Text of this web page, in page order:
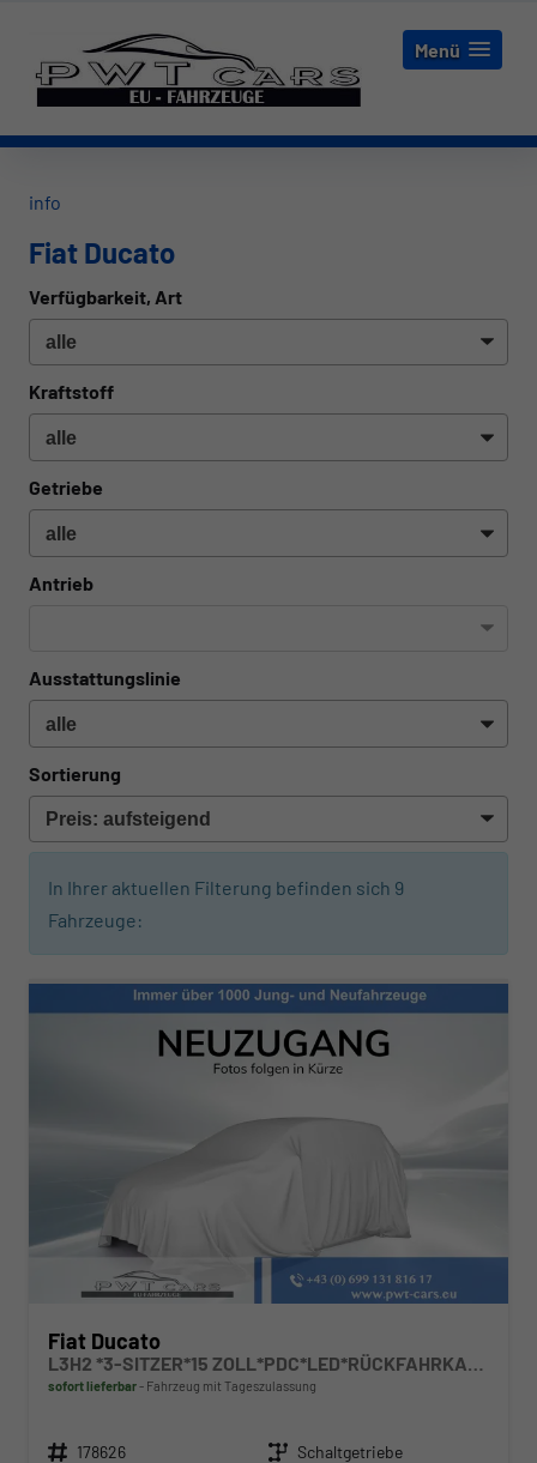
Menü
info
Fiat Ducato
Verfügbarkeit, Art
Kraftstoff
Getriebe
Antrieb
Ausstattungslinie
Sortierung
In Ihrer aktuellen Filterung befinden sich 9
Fahrzeuge:
Fiat Ducato
L3H2 *3-SITZER*15 ZOLL*PDC*LED*RÜCKFAHRKAMERA*DAB*KLIMA*HECKTÜRE 260°*
sofort lieferbar Fahrzeug mit Tageszulassung
Fahrzeugnr. 178626 Getriebe Schaltgetriebe